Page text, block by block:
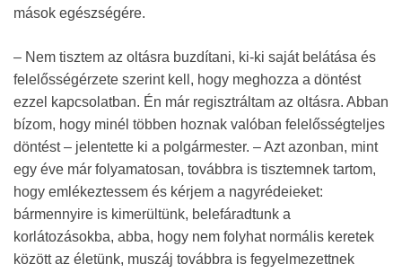
mások egészségére.
– Nem tisztem az oltásra buzdítani, ki-ki saját belátása és
felelősségérzete szerint kell, hogy meghozza a döntést
ezzel kapcsolatban. Én már regisztráltam az oltásra. Abban
bízom, hogy minél többen hoznak valóban felelősségteljes
döntést – jelentette ki a polgármester. – Azt azonban, mint
egy éve már folyamatosan, továbbra is tisztemnek tartom,
hogy emlékeztessem és kérjem a nagyrédeieket:
bármennyire is kimerültünk, belefáradtunk a
korlátozásokba, abba, hogy nem folyhat normális keretek
között az életünk, muszáj továbbra is fegyelmezettnek